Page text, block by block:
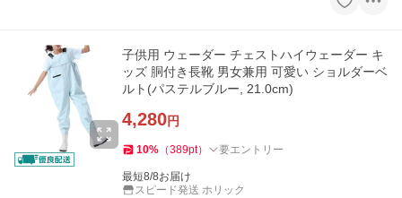
子供用 ウェーダー チェストハイウェーダー キ
ッズ 胴付き長靴 男女兼用 可愛い ショルダーベ
ルト(パステルブルー, 21.0cm)
4,280円
10% （389pt） 要エントリー
最短8/8お届け
スピード発送 ホリック